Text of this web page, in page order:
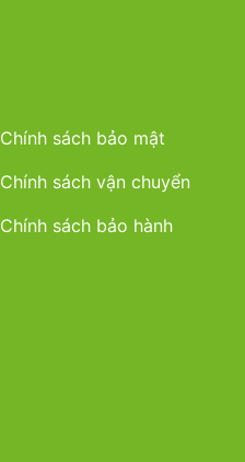
Chính sách bảo mật
Chính sách vận chuyển
Chính sách bảo hành